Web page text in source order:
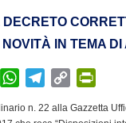
DECRETO
NOVITÀ IN TEMA
W
a
l
C
p
i
n. 22 alla Gazzetta